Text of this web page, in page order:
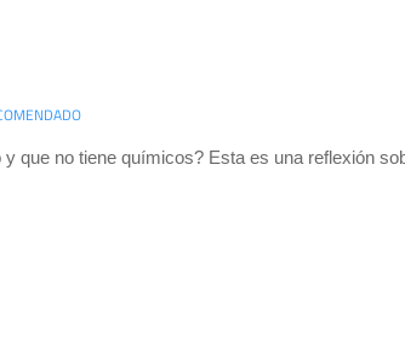
que no tiene químicos? Esta es una reflexión